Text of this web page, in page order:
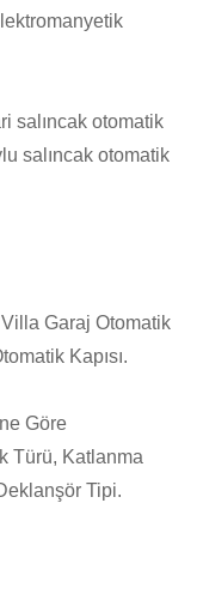
salıncak otomatik
salıncak otomatik
Villa Garaj Otomatik
Kapısı.
Göre
Türü, Katlanma
Tipi.